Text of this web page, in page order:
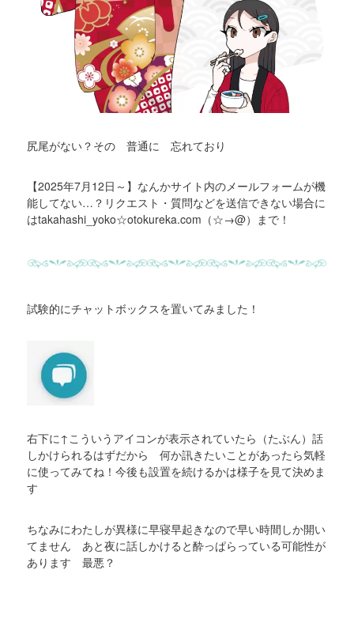
尻尾がない？その 普通に 忘れており
【2025年7月12日～】なんかサイト内のメールフォームが機
能してない…？リクエスト・質問などを送信できない場合に
はtakahashi_yoko☆otokureka.com（☆→@）まで！
試験的にチャットボックスを置いてみました！
右下に↑こういうアイコンが表示されていたら（たぶん）話
しかけられるはずだから 何か訊きたいことがあったら気軽
に使ってみてね！今後も設置を続けるかは様子を見て決めま
す
ちなみにわたしが異様に早寝早起きなので早い時間しか開い
てません あと夜に話しかけると酔っぱらっている可能性が
あります 最悪？